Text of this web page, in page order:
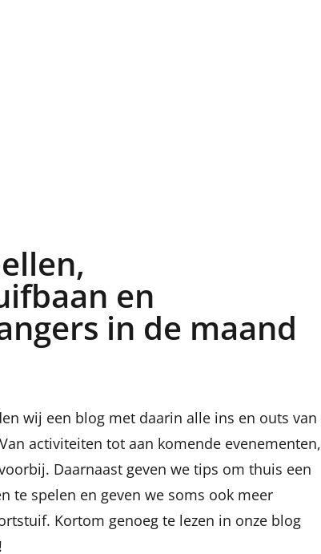
en
in de maand
wij een blog met daarin alle ins en outs van
activiteiten tot aan komende evenementen,
Daarnaast geven we tips om thuis een
te spelen en geven we soms ook meer
Kortom genoeg te lezen in onze blog